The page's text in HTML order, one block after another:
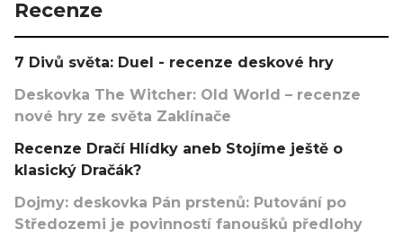
Recenze
7 Divů světa: Duel - recenze deskové hry
Deskovka The Witcher: Old World – recenze
nové hry ze světa Zaklínače
Recenze Dračí Hlídky aneb Stojíme ještě o
klasický Dračák?
Dojmy: deskovka Pán prstenů: Putování po
Středozemi je povinností fanoušků předlohy